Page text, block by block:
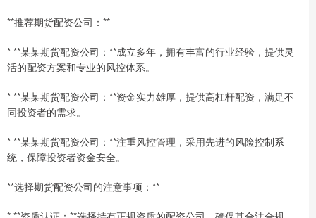
**推荐期货配资公司：**
* **某某期货配资公司：**成立多年，拥有丰富的行业经验，提供灵
活的配资方案和专业的风控体系。
* **某某期货配资公司：**资金实力雄厚，提供高杠杆配资，满足不
同投资者的需求。
* **某某期货配资公司：**注重风控管理，采用先进的风险控制系
统，保障投资者资金安全。
**选择期货配资公司的注意事项：**